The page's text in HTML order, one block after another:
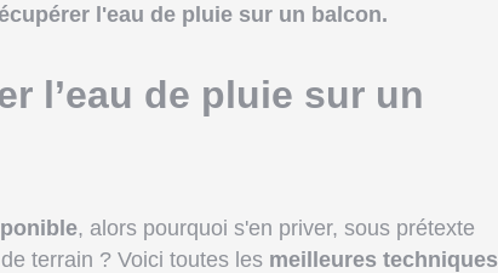
l'eau de pluie sur un balcon.
l’eau de pluie sur un
, alors pourquoi s'en priver, sous prétexte
terrain ? Voici toutes les meilleures techniques